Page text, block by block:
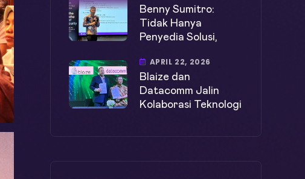
Benny Sumitro:
Tidak Hanya
Penyedia Solusi,
APRIL 22, 2026
Blaize dan
Datacomm Jalin
Kolaborasi Teknologi